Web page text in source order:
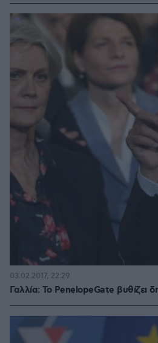
Γαλλία: Το PenelopeGate βυθίζει
03.02.2017, 22:29